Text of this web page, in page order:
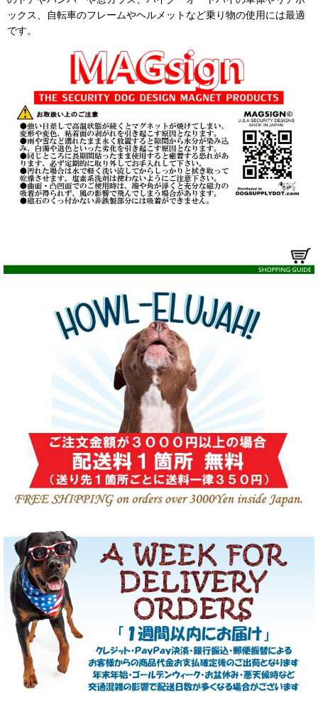
ックス、自転車のフレームやヘルメットなど乗り物の使用には最適
です。